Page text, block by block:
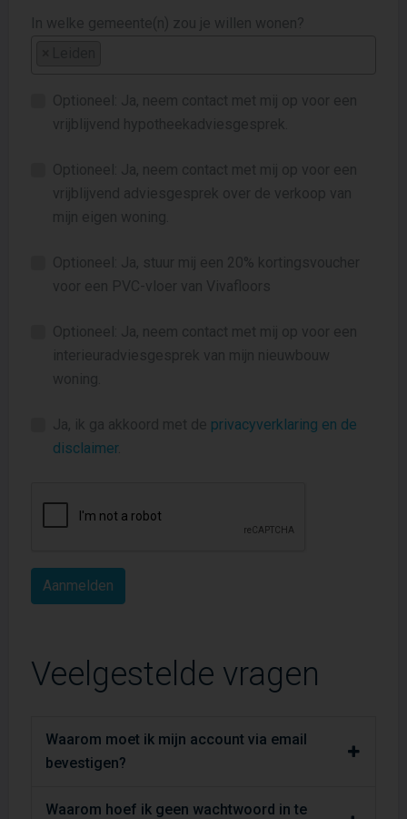
In welke gemeente(n) zou je willen wonen?
Optioneel: Ja, neem contact met mij op voor een
vrijblijvend hypotheekadviesgesprek.
Optioneel: Ja, neem contact met mij op voor een
vrijblijvend adviesgesprek over de verkoop van
mijn eigen woning.
Optioneel: Ja, stuur mij een 20% kortingsvoucher
voor een PVC-vloer van Vivafloors
Optioneel: Ja, neem contact met mij op voor een
interieuradviesgesprek van mijn nieuwbouw
woning.
Ja, ik ga akkoord met de privacyverklaring en de
disclaimer.
Veelgestelde vragen
Waarom moet ik mijn account via email
bevestigen?
Waarom hoef ik geen wachtwoord in te